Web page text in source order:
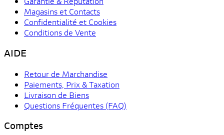
Magasins et Contacts
Confidentialité et Cookies
Conditions de Vente
AIDE
Retour de Marchandise
Paiements, Prix & Taxation
Livraison de Biens
Questions Fréquentes (FAQ)
Comptes